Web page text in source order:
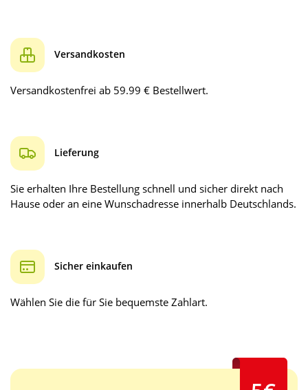
Versandkosten
Versandkostenfrei ab 59.99 € Bestellwert.
Lieferung
Sie erhalten Ihre Bestellung schnell und sicher direkt nach
Hause oder an eine Wunschadresse innerhalb Deutschlands.
Sicher einkaufen
Wählen Sie die für Sie bequemste Zahlart.